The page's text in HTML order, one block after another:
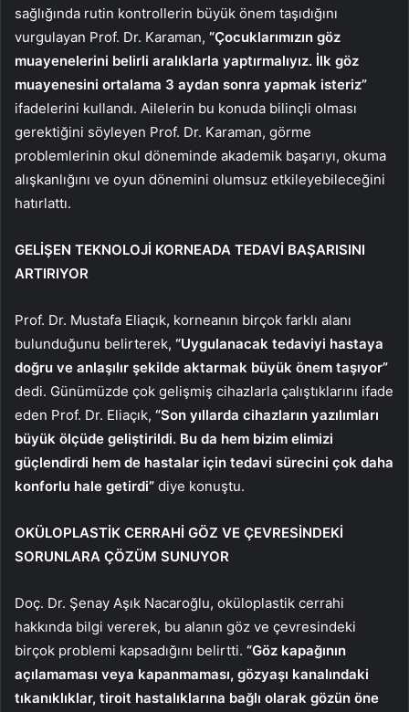
sağlığında rutin kontrollerin büyük önem taşıdığını
vurgulayan Prof. Dr. Karaman, “Çocuklarımızın göz
muayenelerini belirli aralıklarla yaptırmalıyız. İlk göz
muayenesini ortalama 3 aydan sonra yapmak isteriz”
ifadelerini kullandı. Ailelerin bu konuda bilinçli olması
gerektiğini söyleyen Prof. Dr. Karaman, görme
problemlerinin okul döneminde akademik başarıyı, okuma
alışkanlığını ve oyun dönemini olumsuz etkileyebileceğini
hatırlattı.
GELİŞEN TEKNOLOJİ KORNEADA TEDAVİ BAŞARISINI
ARTIRIYOR
Prof. Dr. Mustafa Eliaçık, korneanın birçok farklı alanı
bulunduğunu belirterek, “Uygulanacak tedaviyi hastaya
doğru ve anlaşılır şekilde aktarmak büyük önem taşıyor”
dedi. Günümüzde çok gelişmiş cihazlarla çalıştıklarını ifade
eden Prof. Dr. Eliaçık, “Son yıllarda cihazların yazılımları
büyük ölçüde geliştirildi. Bu da hem bizim elimizi
güçlendirdi hem de hastalar için tedavi sürecini çok daha
konforlu hale getirdi” diye konuştu.
OKÜLOPLASTİK CERRAHİ GÖZ VE ÇEVRESİNDEKİ
SORUNLARA ÇÖZÜM SUNUYOR
Doç. Dr. Şenay Aşık Nacaroğlu, oküloplastik cerrahi
hakkında bilgi vererek, bu alanın göz ve çevresindeki
birçok problemi kapsadığını belirtti. “Göz kapağının
açılamaması veya kapanmaması, gözyaşı kanalındaki
tıkanıklıklar, tiroit hastalıklarına bağlı olarak gözün öne